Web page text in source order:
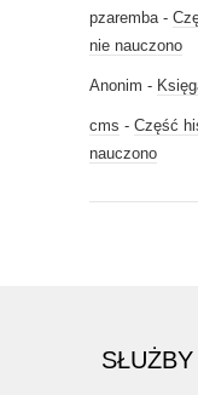
pzaremba-
nie nauczono
Anonim -
cms - Część
nauczono